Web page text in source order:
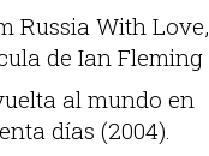
Russia With Love,
de Ian Fleming
al mundo en
días (2004).